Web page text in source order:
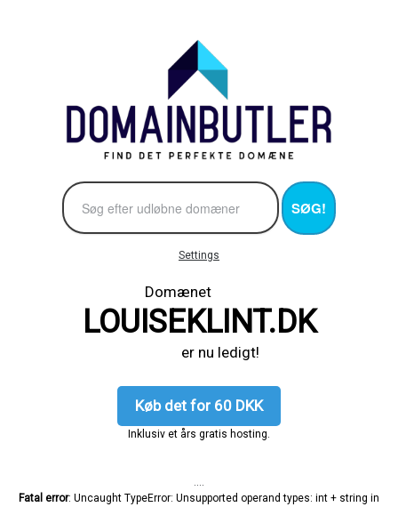
SØG!
Settings
Domænet
LOUISEKLINT.DK
er nu ledigt!
Køb det for 60 DKK
Inklusiv et års gratis hosting.
....
Fatal error: Uncaught TypeError: Unsupported operand types: int + string in